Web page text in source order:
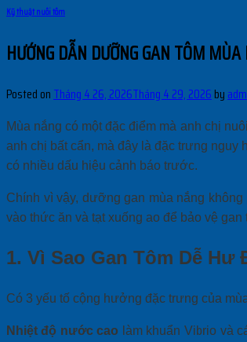
Kỹ thuật nuôi tôm
HƯỚNG DẪN DƯỠNG GAN TÔM
Posted on Tháng 4 26, 2026Tháng 4 29, 2026by
Mùa nắng có một đặc điểm mà anh chị
anh chị bất cẩn, mà đây là đặc trưng nguy
có nhiều dấu hiệu cảnh báo trước.
Chính vì vậy, dưỡng gan mùa nắng
vào thức ăn và tạt xuống ao để bảo vệ gan
1. Vì Sao Gan Tôm Dễ Hư
Có 3 yếu tố cộng hưởng đặc trưng của
Nhiệt độ nước cao làm khuẩn Vibrio và